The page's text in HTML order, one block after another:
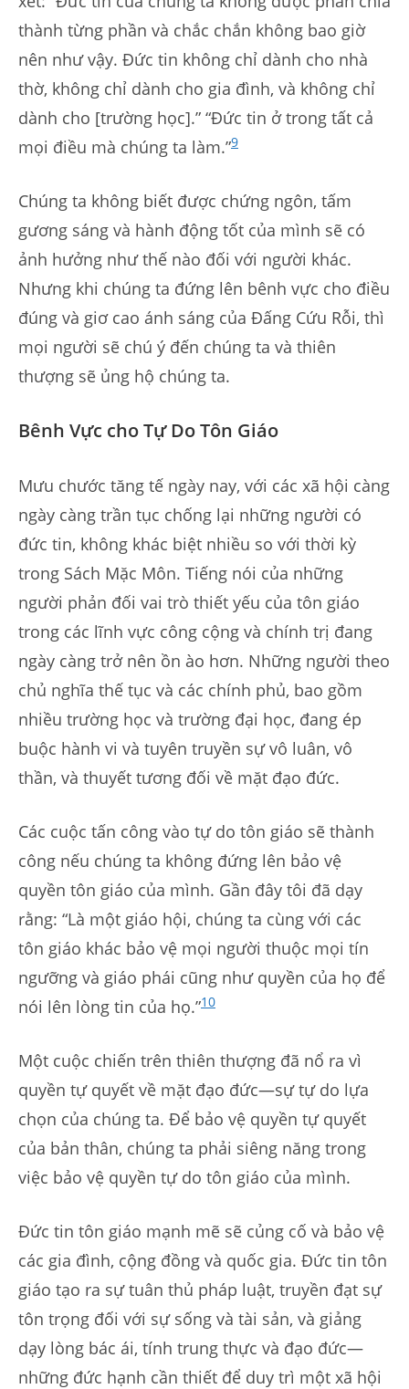
thành từng phần và chắc chắn không bao giờ
nên như vậy. Đức tin không chỉ dành cho nhà
thờ, không chỉ dành cho gia đình, và không chỉ
dành cho [trường học].” “Đức tin ở trong tất cả
mọi điều mà chúng ta làm.”9
Chúng ta không biết được chứng ngôn, tấm
gương sáng và hành động tốt của mình sẽ có
ảnh hưởng như thế nào đối với người khác.
Nhưng khi chúng ta đứng lên bênh vực cho điều
đúng và giơ cao ánh sáng của Đấng Cứu Rỗi, thì
mọi người sẽ chú ý đến chúng ta và thiên
thượng sẽ ủng hộ chúng ta.
Bênh Vực cho Tự Do Tôn Giáo
Mưu chước tăng tế ngày nay, với các xã hội càng
ngày càng trần tục chống lại những người có
đức tin, không khác biệt nhiều so với thời kỳ
trong Sách Mặc Môn. Tiếng nói của những
người phản đối vai trò thiết yếu của tôn giáo
trong các lĩnh vực công cộng và chính trị đang
ngày càng trở nên ồn ào hơn. Những người theo
chủ nghĩa thế tục và các chính phủ, bao gồm
nhiều trường học và trường đại học, đang ép
buộc hành vi và tuyên truyền sự vô luân, vô
thần, và thuyết tương đối về mặt đạo đức.
Các cuộc tấn công vào tự do tôn giáo sẽ thành
công nếu chúng ta không đứng lên bảo vệ
quyền tôn giáo của mình. Gần đây tôi đã dạy
rằng: “Là một giáo hội, chúng ta cùng với các
tôn giáo khác bảo vệ mọi người thuộc mọi tín
ngưỡng và giáo phái cũng như quyền của họ để
nói lên lòng tin của họ.”10
Một cuộc chiến trên thiên thượng đã nổ ra vì
quyền tự quyết về mặt đạo đức—sự tự do lựa
chọn của chúng ta. Để bảo vệ quyền tự quyết
của bản thân, chúng ta phải siêng năng trong
việc bảo vệ quyền tự do tôn giáo của mình.
Đức tin tôn giáo mạnh mẽ sẽ củng cố và bảo vệ
các gia đình, cộng đồng và quốc gia. Đức tin tôn
giáo tạo ra sự tuân thủ pháp luật, truyền đạt sự
tôn trọng đối với sự sống và tài sản, và giảng
dạy lòng bác ái, tính trung thực và đạo đức—
những đức hạnh cần thiết để duy trì một xã hội